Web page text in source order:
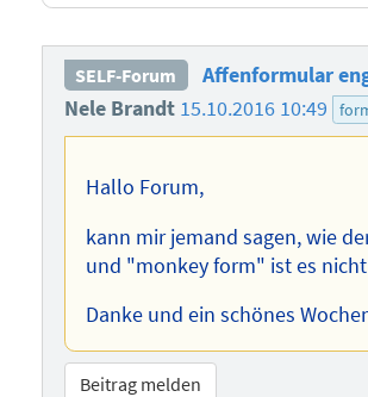
SELF-Forum
Affenformular
Nele Brandt 15.10.2016 10:49
Hallo Forum,
kann mir jemand sagen, wie
und "monkey form" ist es nicht
Danke und ein schönes
Beitrag melden